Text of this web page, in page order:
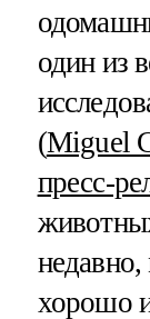
один из
(Miguel
пресс-
недавно,
хорошо